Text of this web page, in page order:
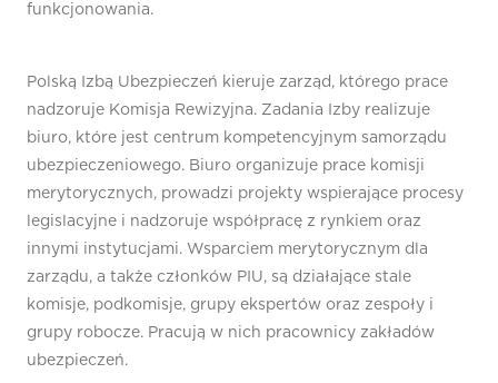
funkcjonowania.
Polską Izbą Ubezpieczeń kieruje zarząd, którego prace
nadzoruje Komisja Rewizyjna. Zadania Izby realizuje
biuro, które jest centrum kompetencyjnym samorządu
ubezpieczeniowego. Biuro organizuje prace komisji
merytorycznych, prowadzi projekty wspierające procesy
legislacyjne i nadzoruje współpracę z rynkiem oraz
innymi instytucjami. Wsparciem merytorycznym dla
zarządu, a także członków PIU, są działające stale
komisje, podkomisje, grupy ekspertów oraz zespoły i
grupy robocze. Pracują w nich pracownicy zakładów
ubezpieczeń.